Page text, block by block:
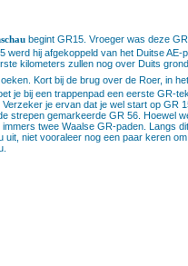
begint GR15. Vroeger was deze
werd hij afgekoppeld van het Duitse AE-
kilometers zullen nog over Duits
Kort bij de brug over de Roer, in
je bij een trappenpad een eerste GR-
Verzeker je ervan dat je wel start op GR
strepen gemarkeerde GR 56. Hoewel
immers twee Waalse GR-paden. Langs
uit, niet vooraleer nog een paar keren